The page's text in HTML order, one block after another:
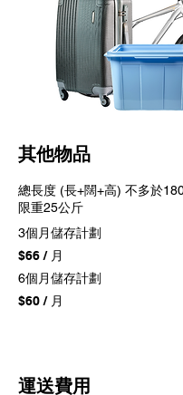
其他物品
總長度 (長+闊+高) 不多於
​限重25公斤
3個月儲存計劃
$66 / 月
6個月儲存計劃
$60 / 月
​運送費用